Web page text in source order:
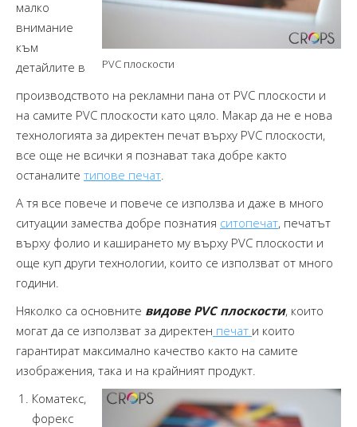
PVC плоскости
малко
внимание
към
детайлите в
производството на рекламни пана от PVC плоскости и
на самите PVC плоскости като цяло. Макар да не е нова
технологията за директен печат върху PVC плоскости,
все още не всички я познават така добре както
останалите типове печат.
А тя все повече и повече се използва и даже в много
ситуации замества добре познатия ситопечат, печатът
върху фолио и каширането му върху PVC плоскости и
още куп други технологии, които се използват от много
години.
Няколко са основните видове PVC плоскости, които
могат да се използват за директен печат и които
гарантират максимално качество както на самите
изображения, така и на крайният продукт.
Коматекс,
форекс